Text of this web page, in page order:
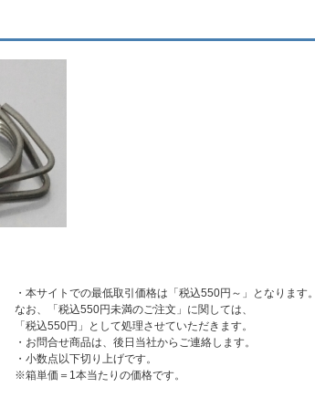
・本サイトでの最低取引価格は「税込550円～」となります。
なお、「税込550円未満のご注文」に関しては、
「税込550円」として処理させていただきます。
・お問合せ商品は、後日当社からご連絡します。
・小数点以下切り上げです。
※箱単価＝1本当たりの価格です。